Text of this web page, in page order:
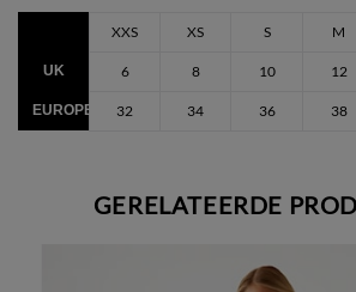
XXS XS S M
UK 6 8 10 12
EUROPEES 32 34 36 38
GERELATEERDE